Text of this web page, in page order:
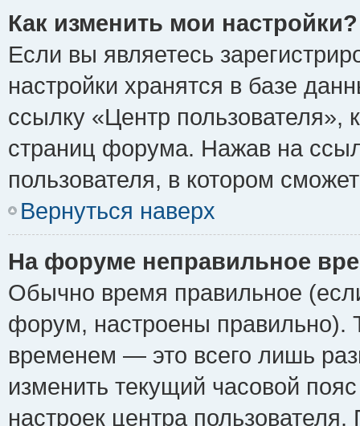
Как изменить мои настройки?
Если вы являетесь
настройки хранятся в базе
ссылку «Центр пользователя»,
страниц форума. Нажав на
пользователя, в котором
Вернуться наверх
На форуме неправильное
Обычно время правильное
форум, настроены правильно).
временем — это всего лишь
изменить текущий часовой
настроек центра